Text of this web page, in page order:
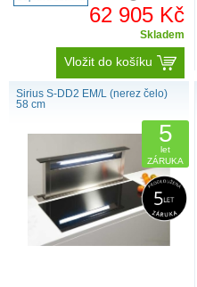
62 905 Kč
Skladem
Vložit do košíku
Sirius S-DD2 EM/L (nerez čelo)
58 cm
5
let
ZÁRUKA